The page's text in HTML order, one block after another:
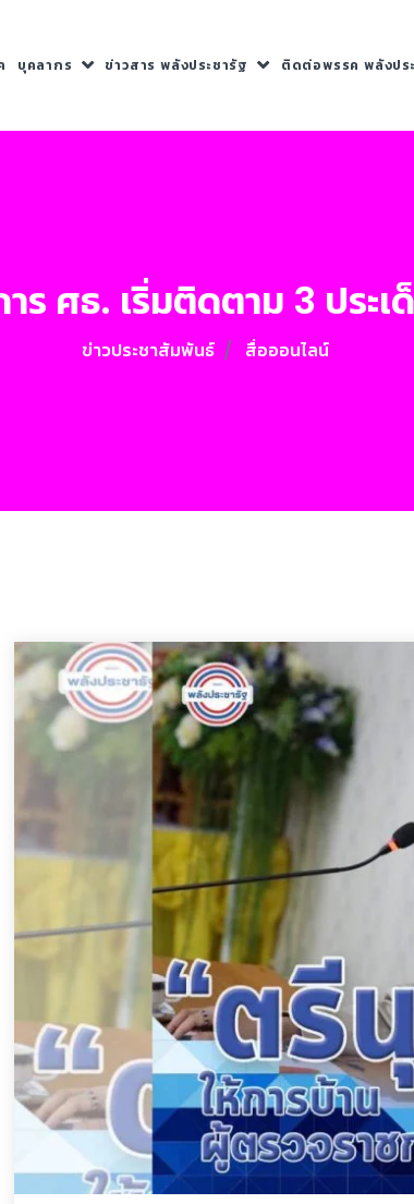
บุคลากร ข่าวสาร พลังประชารัฐ ติดต่อพรรค พลังปร
ร ศธ. เริ่มติดตาม 3 ปร
ข่าวประชาสัมพันธ์ สื่อออนไลน์